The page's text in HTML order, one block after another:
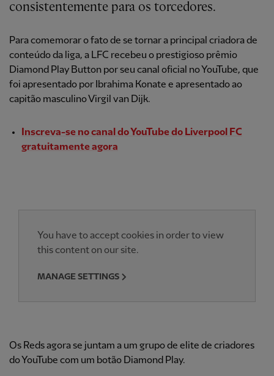
consistentemente para os torcedores.
Para comemorar o fato de se tornar a principal criadora de
conteúdo da liga, a LFC recebeu o prestigioso prêmio
Diamond Play Button por seu canal oficial no YouTube, que
foi apresentado por Ibrahima Konate e apresentado ao
capitão masculino Virgil van Dijk.
Inscreva-se no canal do YouTube do Liverpool FC
gratuitamente agora
You have to accept cookies in order to view
this content on our site.
MANAGE SETTINGS
Os Reds agora se juntam a um grupo de elite de criadores
do YouTube com um botão Diamond Play.